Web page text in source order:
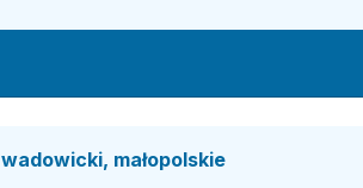
małopolskie